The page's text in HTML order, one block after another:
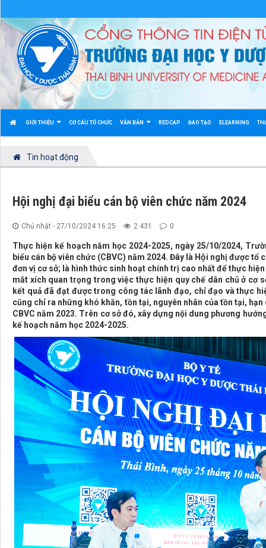
GIỚI THIỆU CƠ CẤU TỔ CHỨC VĂN BẢN REDCAP ĐÀO TẠO ELEARNING
Tin hoạt động
Hội nghị đại biểu cán bộ viên chức năm 2024
Chủ nhật - 27/10/2024 16:25 2.431 0
Thực hiện kế hoạch năm học 2024-2025, ngày 25/10/2024,
biểu cán bộ viên chức (CBVC) năm 2024. Đây là Hội nghị được
đơn vị cơ sở; là hình thức sinh hoạt chính trị cao nhất để thực
mắt xích quan trọng trong việc thực hiện quy chế dân chủ ở cơ
kết quả đã đạt được trong công tác lãnh đạo, chỉ đạo và thực
cũng chỉ ra những khó khăn, tồn tại, nguyên nhân của tồn tại,
CBVC năm 2023. Trên cơ sở đó, xây dựng nội dung phương
kế hoạch năm học 2024-2025.